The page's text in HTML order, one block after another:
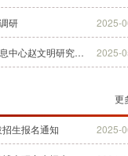
2025-
研
2025-
中国科学院大学前沿交叉科学学院邀请国家生物信息中心赵文明研究员做“生物信息大数据基座”前沿学术报告
2025-
生报名通知
更